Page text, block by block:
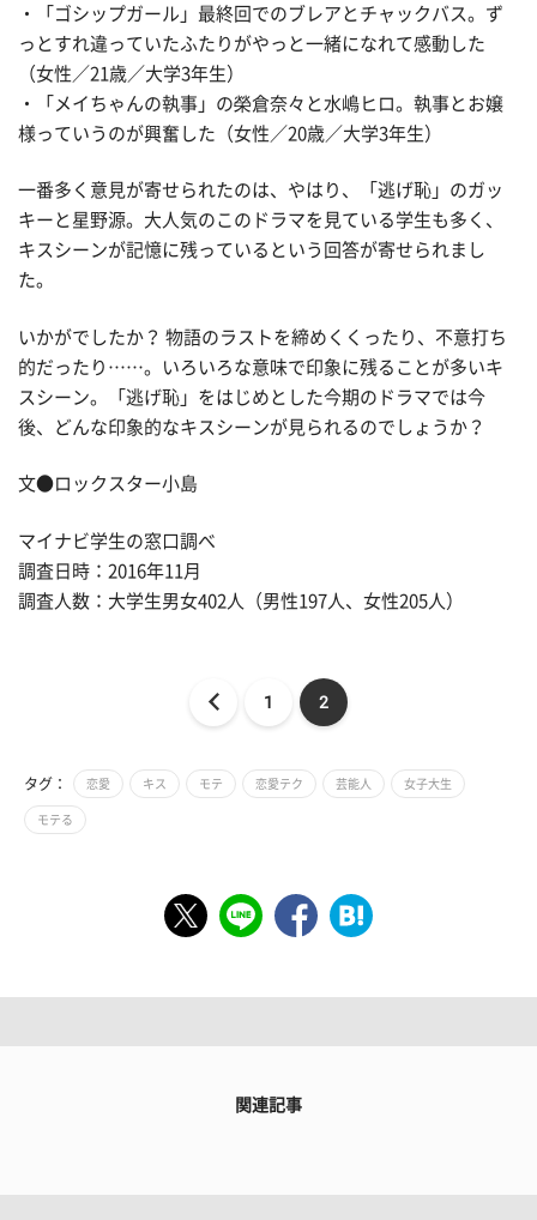
・「ゴシップガール」最終回でのブレアとチャックバス。ず
っとすれ違っていたふたりがやっと一緒になれて感動した
（女性／21歳／大学3年生）
・「メイちゃんの執事」の榮倉奈々と水嶋ヒロ。執事とお嬢
様っていうのが興奮した（女性／20歳／大学3年生）
一番多く意見が寄せられたのは、やはり、「逃げ恥」のガッ
キーと星野源。大人気のこのドラマを見ている学生も多く、
キスシーンが記憶に残っているという回答が寄せられまし
た。
いかがでしたか？ 物語のラストを締めくくったり、不意打ち
的だったり……。いろいろな意味で印象に残ることが多いキ
スシーン。「逃げ恥」をはじめとした今期のドラマでは今
後、どんな印象的なキスシーンが見られるのでしょうか？
文●ロックスター小島
マイナビ学生の窓口調べ
調査日時：2016年11月
調査人数：大学生男女402人（男性197人、女性205人）
1 2
タグ： 恋愛 キス モテ 恋愛テク 芸能人 女子大生
モテる
関連記事